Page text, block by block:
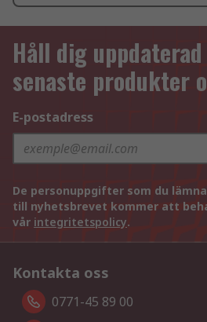
Håll dig
senaste produkter
E-postadress
De personuppgifter som du
till nyhetsbrevet kommer att
vår integritetspolicy.
Kontakta oss
0771-45 89 00